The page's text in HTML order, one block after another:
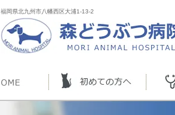
福岡県北九州市八幡西区大浦1-13-2